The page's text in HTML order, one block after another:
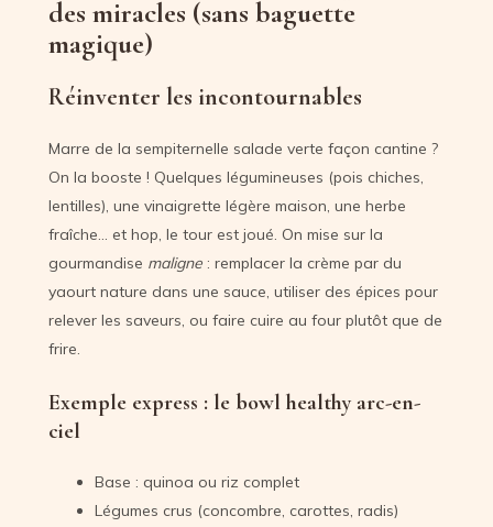
des miracles (sans baguette
magique)
Réinventer les incontournables
Marre de la sempiternelle salade verte façon cantine ?
On la booste ! Quelques légumineuses (pois chiches,
lentilles), une vinaigrette légère maison, une herbe
fraîche… et hop, le tour est joué. On mise sur la
gourmandise maligne : remplacer la crème par du
yaourt nature dans une sauce, utiliser des épices pour
relever les saveurs, ou faire cuire au four plutôt que de
frire.
Exemple express : le bowl healthy arc-en-
ciel
Base : quinoa ou riz complet
Légumes crus (concombre, carottes, radis)